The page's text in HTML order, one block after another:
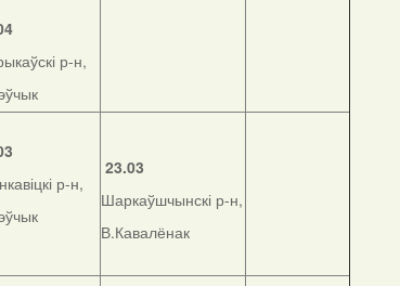
р-н,
р-н,
23.03
Шаркаўшчынскі р-н,
В.Кавалёнак